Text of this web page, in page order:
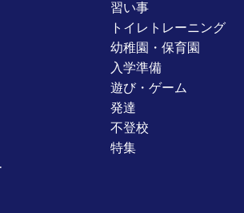
習い事
トイレトレーニング
幼稚園・保育園
入学準備
遊び・ゲーム
発達
不登校
特集